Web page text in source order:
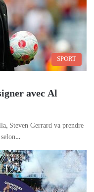
SPORT
avec Al
Steven Gerrard va prendre